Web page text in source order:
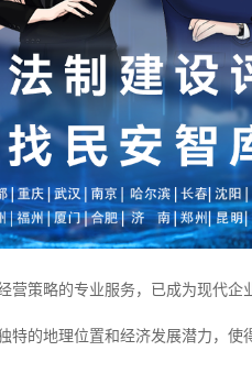
策略的专业服务，已成为现代企
的地理位置和经济发展潜力，使